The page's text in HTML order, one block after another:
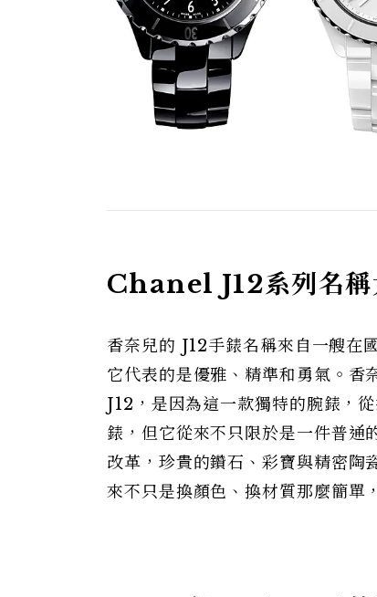
Chanel J12系列名稱
香奈兒的 J12手錶名稱來自一艘在
它代表的是優雅、精準和勇氣。
J12，是因為這一款獨特的腕錶，
錶，但它從來不只限於是一件普通
改革，珍貴的鑽石、彩寶與精密
來不只是換顏色、換材質那麼簡單